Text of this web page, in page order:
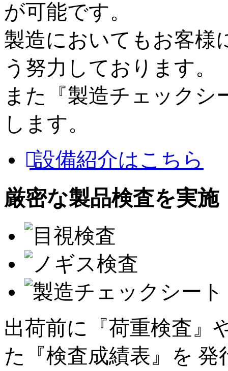
が可能です。
製造においてもお客様
う努力しております。
また『製造チェックシ
します。
設備紹介はこちら
厳密な製品検査を実施
出荷前に『荷重検査』
た『検査成績表』を